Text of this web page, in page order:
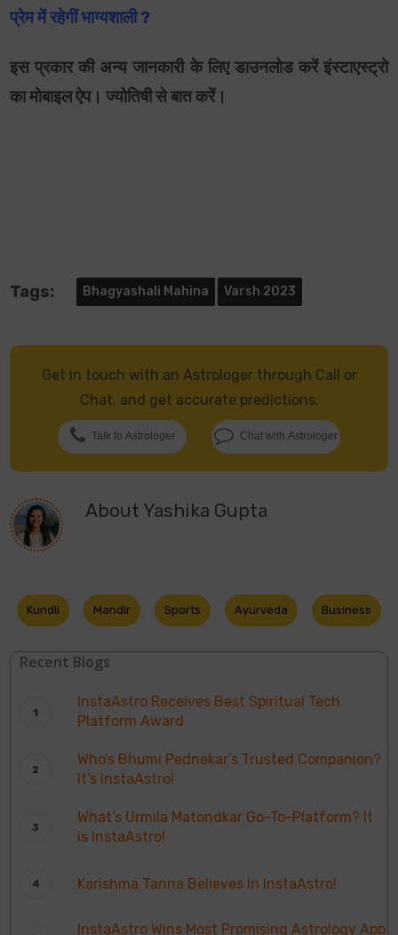
प्रेम में रहेगीं भाग्यशाली ?
इस प्रकार की अन्य जानकारी के लिए डाउनलोड करें इंस्टाएस्ट्रो
का मोबाइल ऐप। ज्योतिषी से बात करें।
Tags: Bhagyashali Mahina Varsh 2023
Get in touch with an Astrologer through Call or
Chat, and get accurate predictions.
Talk to Astrologer Chat with Astrologer
About Yashika Gupta
Kundli Mandir Sports Ayurveda Business
Recent Blogs
InstaAstro Receives Best Spiritual Tech
Platform Award
Who’s Bhumi Pednekar’s Trusted Companion?
It’s InstaAstro!
What’s Urmila Matondkar Go-To-Platform? It
is InstaAstro!
Karishma Tanna Believes In InstaAstro!
InstaAstro Wins Most Promising Astrology App